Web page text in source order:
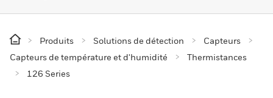
Produits Solutions de détection
Capteurs
Capteurs de température et d'humidité
Thermistances
126 Series